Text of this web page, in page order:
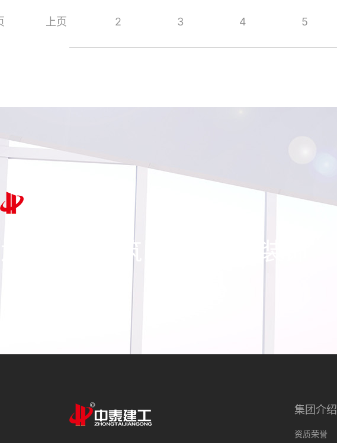
上页 2 3 4 5
为百年而建筑，为宜居而装饰
集团介绍
资质荣誉